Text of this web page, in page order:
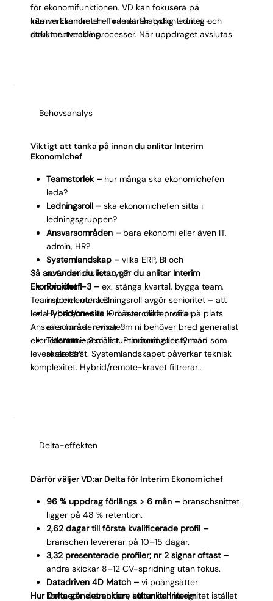
för ekonomifunktionen. VD kan fokusera på
kärnverksamheten. Teamet får tydlig ledning och
dokumenterade processer. När uppdraget avslutas
Interim Ekonomichef = ledarskapskontinuitet +
strukturutveckling.
Behovsanalys
Viktigt att tänka på innan du anlitar Interim
Ekonomichef
Teamstorlek –hur många ska ekonomichefen
leda?
Ledningsroll –ska ekonomichefen sitta i
ledningsgruppen?
Ansvarsområden –bara ekonomi eller även IT,
admin, HR?
Systemlandskap –vilka ERP, BI och
automationsverktyg?
Prioritet 1-3 –ex. stänga kvartal, bygga team,
implementera BI.
Hybrid/on-site –måste chefen vara på plats
eller funkar remote?
Tidsram –3 mån turnaround eller 12 mån
skalresa?
Så använder du listan när du anlitar Interim
Ekonomichef:
Teamstorlek och ledningsroll avgör senioritet – att
leda 2 personer vs 10 kräver olika profiler.
Ansvarsområden visar om ni behöver bred generalist
eller ekonomispecialist. Prioriteringar styr vad som
levereras först. Systemlandskapet påverkar teknisk
komplexitet. Hybrid/remote-kravet filtrerar
Delta-effekten
Därför väljer VD:ar Delta för Interim Ekonomichef
96 % uppdrag förlängs > 6 mån –branschsnittet
ligger på 48 % retention.
2,62 dagar till första kvalificerade profil –
branschen levererar på 10–15 dagar.
3,32 presenterade profiler; nr 2 signar oftast –
andra skickar 8–12 CV-spridning utan fokus.
Datadriven 4D Match – vi poängsätter
kompetens, ambition, kultur och integritet istället
Hur Delta gör det enklare att anlita Interim